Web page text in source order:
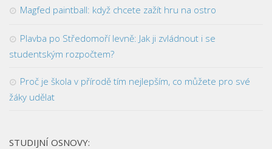
Magfed paintball: když chcete zažít hru na ostro
Plavba po Středomoří levně: Jak ji zvládnout i se
studentským rozpočtem?
Proč je škola v přírodě tím nejlepším, co můžete pro své
žáky udělat
STUDIJNÍ OSNOVY: